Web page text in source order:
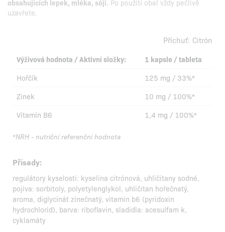
obsahujících lepek, mléka, sóji. Po použití obal vždy pečlivě
uzavřete.
Příchuť: Citrón
Výživová hodnota / Aktivní složky:
1 kapsle / tableta
Hořčík
125 mg / 33%*
Zinek
10 mg / 100%*
Vitamín B6
1,4 mg / 100%*
*NRH - nutriční referenční hodnota
Přísady:
regulátory kyselosti: kyselina citrónová, uhličitany sodné,
pojiva: sorbitoly, polyetylenglykol, uhličitan hořečnatý,
aroma, diglycinát zinečnatý, vitamin b6 (pyridoxin
hydrochlorid), barva: riboflavin, sladidla: acesulfam k,
cyklamáty